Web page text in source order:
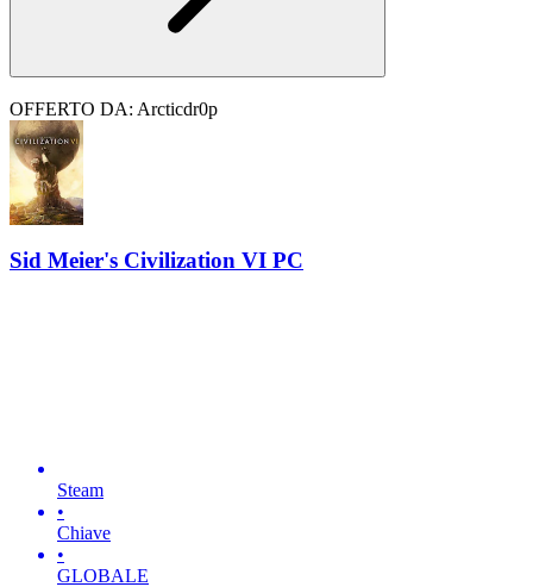
OFFERTO DA: Arcticdr0p
Sid Meier's Civilization VI PC
Steam
•
Chiave
•
GLOBALE